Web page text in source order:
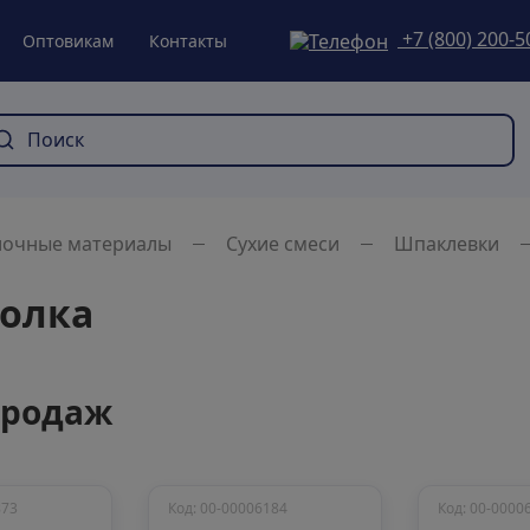
Оптовикам Контакты +7 (800) 200-
материалы Сухие смеси Шпаклевки
Код: 00-00006184 Код: 00-